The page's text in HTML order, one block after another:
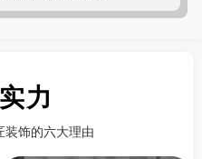
力
装饰的六大理由